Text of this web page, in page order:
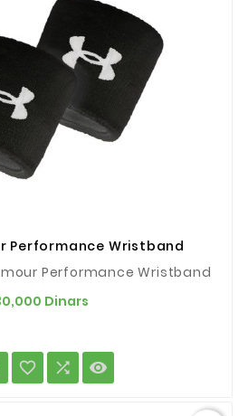
Performance Wristband
Performance Wristband
Dinars
  